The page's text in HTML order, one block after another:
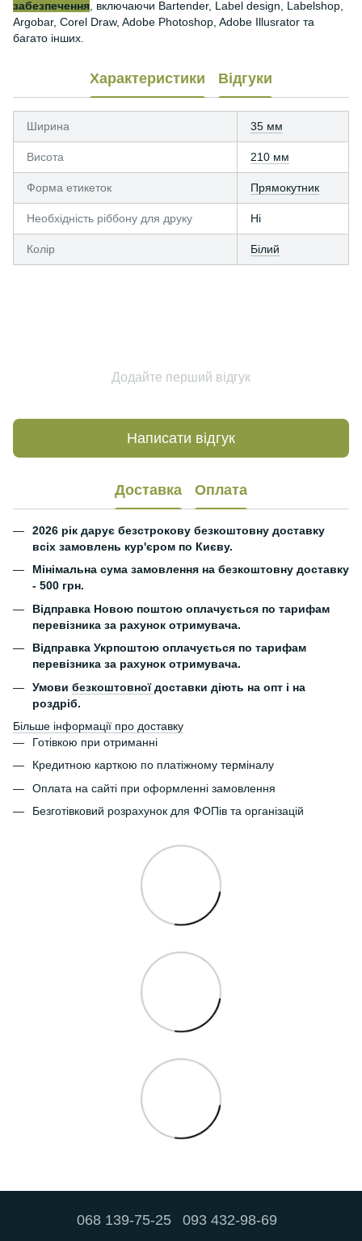
забезпечення , включаючи Bartender, Label design, Labelshop,
Argobar, Corel Draw, Adobe Photoshop, Adobe Illusrator та
багато інших.
Характеристики Відгуки
Ширина 35 мм
Висота 210 мм
Форма етикеток Прямокутник
Необхідність ріббону для друку Ні
Колір Білий
Додайте перший відгук
Написати відгук
Доставка Оплата
2026 рік дарує безстрокову безкоштовну доставку
всіх замовлень кур'єром по Києву.
Мінімальна сума замовлення на безкоштовну доставку
- 500 грн.
Відправка Новою поштою оплачується по тарифам
перевізника за рахунок отримувача.
Відправка Укрпоштою оплачується по тарифам
перевізника за рахунок отримувача.
Умови безкоштовноїдоставки діють на опт і на
роздріб.
Більше інформації про доставку
Готівкою при отриманні
Кредитною карткою по платіжному терміналу
Оплата на сайті при оформленні замовлення
Безготівковий розрахунок для ФОПів та організацій
068 139-75-25 093 432-98-69